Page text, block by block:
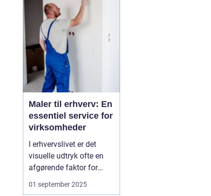
spiller kystnært klima,
ældre ejendomme og
tætte renoveri...
Maler til erhverv: En
essentiel service for
virksomheder
I erhvervslivet er det
visuelle udtryk ofte en
afgørende faktor for
virksomheders succes.
En flot og velholdt
01 september 2025